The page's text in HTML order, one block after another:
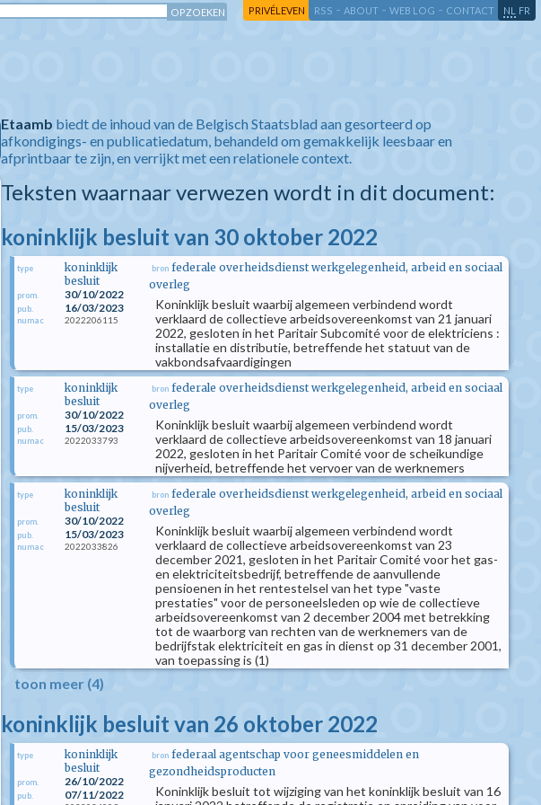
PRIVÉLEVEN RSS - ABOUT - WEB LOG - CONTACT NL FR
Etaamb biedt de inhoud van de Belgisch Staatsblad aan gesorteerd op
afkondigings- en publicatiedatum, behandeld om gemakkelijk leesbaar en
afprintbaar te zijn, en verrijkt met een relationele context.
Teksten waarnaar verwezen wordt in dit document:
koninklijk besluit van 30 oktober 2022
type
koninklijk
besluit
prom. 30/10/2022
pub. 16/03/2023
numac 2022206115
bron federale overheidsdienst werkgelegenheid, arbeid en sociaal
overleg
Koninklijk besluit waarbij algemeen verbindend wordt
verklaard de collectieve arbeidsovereenkomst van 21 januari
2022, gesloten in het Paritair Subcomité voor de elektriciens :
installatie en distributie, betreffende het statuut van de
vakbondsafvaardigingen
type
koninklijk
besluit
prom. 30/10/2022
pub. 15/03/2023
numac 2022033793
bron federale overheidsdienst werkgelegenheid, arbeid en sociaal
overleg
Koninklijk besluit waarbij algemeen verbindend wordt
verklaard de collectieve arbeidsovereenkomst van 18 januari
2022, gesloten in het Paritair Comité voor de scheikundige
nijverheid, betreffende het vervoer van de werknemers
type
koninklijk
besluit
prom. 30/10/2022
pub. 15/03/2023
numac 2022033826
bron federale overheidsdienst werkgelegenheid, arbeid en sociaal
overleg
Koninklijk besluit waarbij algemeen verbindend wordt
verklaard de collectieve arbeidsovereenkomst van 23
december 2021, gesloten in het Paritair Comité voor het gas-
en elektriciteitsbedrijf, betreffende de aanvullende
pensioenen in het rentestelsel van het type "vaste
prestaties" voor de personeelsleden op wie de collectieve
arbeidsovereenkomst van 2 december 2004 met betrekking
tot de waarborg van rechten van de werknemers van de
bedrijfstak elektriciteit en gas in dienst op 31 december 2001,
van toepassing is (1)
toon meer (4)
koninklijk besluit van 26 oktober 2022
type
koninklijk
besluit
prom. 26/10/2022
pub. 07/11/2022
bron federaal agentschap voor geneesmiddelen en
gezondheidsproducten
Koninklijk besluit tot wijziging van het koninklijk besluit van 16